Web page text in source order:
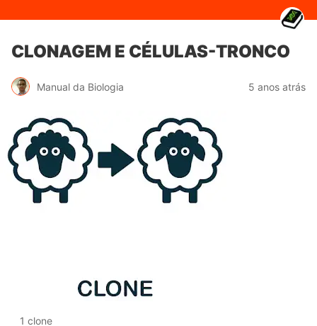
CLONAGEM E CÉLULAS-TRONCO
Manual da Biologia 5 anos atrás
1 clone